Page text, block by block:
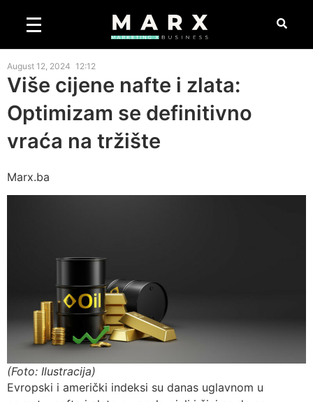
August 12, 2024 12:12
Više cijene nafte i zlata:
Optimizam se definitivno
vraća na tržište
Marx.ba
(Foto: Ilustracija)
Evropski i američki indeksi su danas uglavnom u